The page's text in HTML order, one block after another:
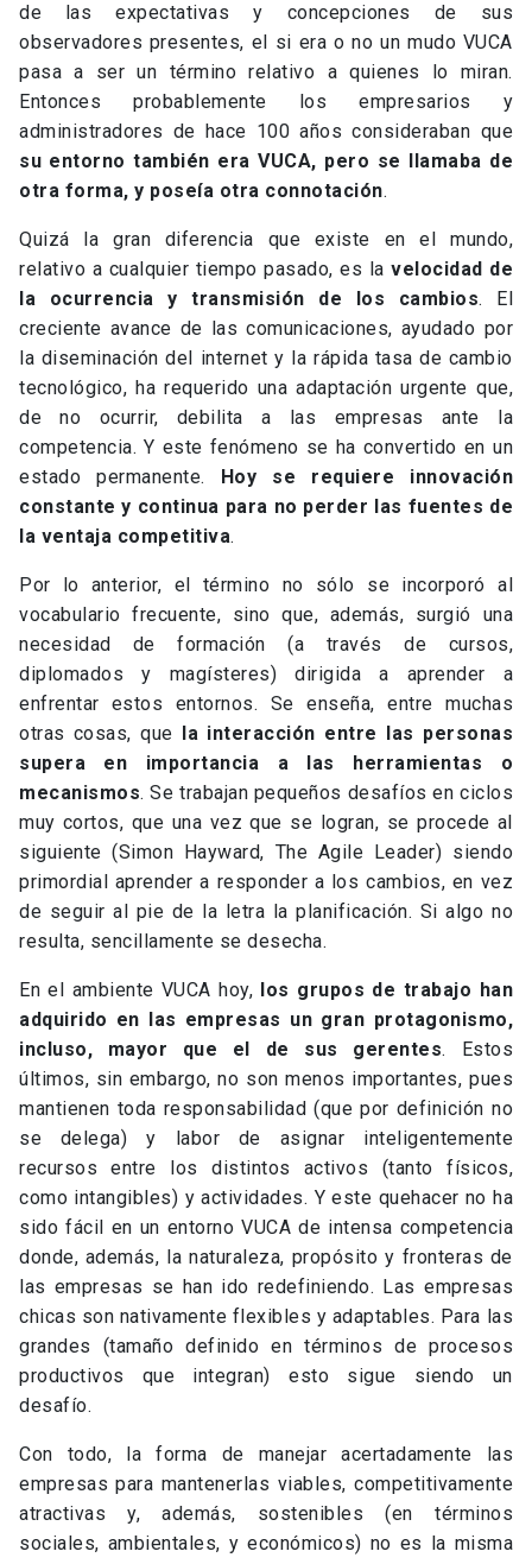
de las expectativas y concepciones de sus
observadores presentes, el si era o no un mudo VUCA
pasa a ser un término relativo a quienes lo miran.
Entonces probablemente los empresarios y
administradores de hace 100 años consideraban que
su entorno también era VUCA, pero se llamaba de
otra forma, y poseía otra connotación.
Quizá la gran diferencia que existe en el mundo,
relativo a cualquier tiempo pasado, es la velocidad de
la ocurrencia y transmisión de los cambios. El
creciente avance de las comunicaciones, ayudado por
la diseminación del internet y la rápida tasa de cambio
tecnológico, ha requerido una adaptación urgente que,
de no ocurrir, debilita a las empresas ante la
competencia. Y este fenómeno se ha convertido en un
estado permanente. Hoy se requiere innovación
constante y continua para no perder las fuentes de
la ventaja competitiva.
Por lo anterior, el término no sólo se incorporó al
vocabulario frecuente, sino que, además, surgió una
necesidad de formación (a través de cursos,
diplomados y magísteres) dirigida a aprender a
enfrentar estos entornos. Se enseña, entre muchas
otras cosas, que la interacción entre las personas
supera en importancia a las herramientas o
mecanismos. Se trabajan pequeños desafíos en ciclos
muy cortos, que una vez que se logran, se procede al
siguiente (Simon Hayward, The Agile Leader) siendo
primordial aprender a responder a los cambios, en vez
de seguir al pie de la letra la planificación. Si algo no
resulta, sencillamente se desecha.
En el ambiente VUCA hoy, los grupos de trabajo han
adquirido en las empresas un gran protagonismo,
incluso, mayor que el de sus gerentes. Estos
últimos, sin embargo, no son menos importantes, pues
mantienen toda responsabilidad (que por definición no
se delega) y labor de asignar inteligentemente
recursos entre los distintos activos (tanto físicos,
como intangibles) y actividades. Y este quehacer no ha
sido fácil en un entorno VUCA de intensa competencia
donde, además, la naturaleza, propósito y fronteras de
las empresas se han ido redefiniendo. Las empresas
chicas son nativamente flexibles y adaptables. Para las
grandes (tamaño definido en términos de procesos
productivos que integran) esto sigue siendo un
desafío.
Con todo, la forma de manejar acertadamente las
empresas para mantenerlas viables, competitivamente
atractivas y, además, sostenibles (en términos
sociales, ambientales, y económicos) no es la misma